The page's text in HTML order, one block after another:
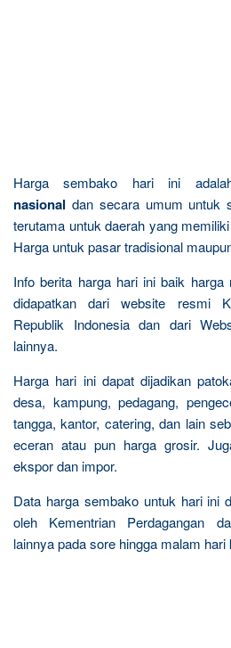
Harga sembako hari ini
nasional dan secara umum untuk
terutama untuk daerah yang
Harga untuk pasar tradisional
Info berita harga hari ini baik
didapatkan dari website resmi
Republik Indonesia dan dari
lainnya.
Harga hari ini dapat dijadikan
desa, kampung, pedagang,
tangga, kantor, catering, dan lain
eceran atau pun harga grosir.
ekspor dan impor.
Data harga sembako untuk hari ini
oleh Kementrian Perdagangan
lainnya pada sore hingga malam hari